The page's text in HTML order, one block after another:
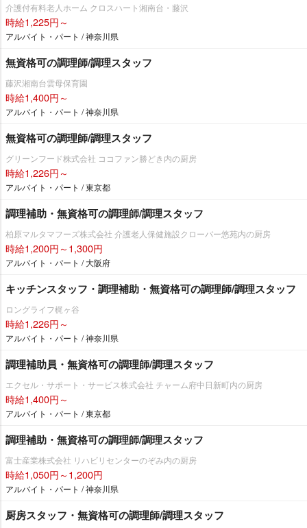
介護付有料老人ホーム クロスハート湘南台・藤沢
時給1,225円～
アルバイト・パート / 神奈川県
無資格可の調理師/調理スタッフ
藤沢湘南台雲母保育園
時給1,400円～
アルバイト・パート / 神奈川県
無資格可の調理師/調理スタッフ
グリーンフード株式会社 ココファン勝どき内の厨房
時給1,226円～
アルバイト・パート / 東京都
調理補助・無資格可の調理師/調理スタッフ
柏原マルタマフーズ株式会社 介護老人保健施設クローバー悠苑内の厨房
時給1,200円～1,300円
アルバイト・パート / 大阪府
キッチンスタッフ・調理補助・無資格可の調理師/調理スタッフ
ロングライフ梶ヶ谷
時給1,226円～
アルバイト・パート / 神奈川県
調理補助員・無資格可の調理師/調理スタッフ
エクセル・サポート・サービス株式会社 チャーム府中日新町内の厨房
時給1,400円～
アルバイト・パート / 東京都
調理補助・無資格可の調理師/調理スタッフ
富士産業株式会社 リハビリセンターのぞみ内の厨房
時給1,050円～1,200円
アルバイト・パート / 神奈川県
厨房スタッフ・無資格可の調理師/調理スタッフ